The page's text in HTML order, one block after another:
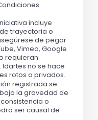
incluye
trayectoria o
de pegar
Vimeo, Google
requieran
no se hace
rotos o privados.
registrada se
la gravedad de
o
ser causal de